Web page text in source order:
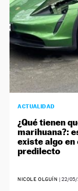
ACTUALIDAD
¿Qué tienen
marihuana?:
existe algo en
predilecto
NICOLE OLGUÍN | 22/05/